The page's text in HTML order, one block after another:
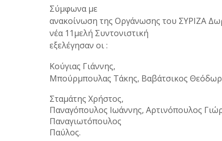
Σύμφωνα με
ανακοίνωση της Οργάνωσης του ΣΥΡΙΖΑ
νέα 11μελή Συντονιστική
εξελέγησαν οι :
Κούγιας Γιάννης,
Μπούρμπουλας Τάκης, Βαβάτσικος
Σταμάτης Χρήστος,
Παναγόπουλος Ιωάννης, Αρτινόπουλος
Παναγιωτόπουλος
Παύλος.